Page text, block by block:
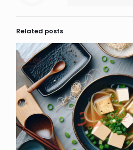
Related posts